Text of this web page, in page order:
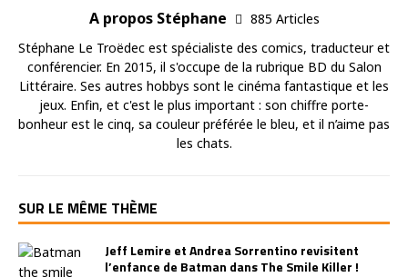
A propos Stéphane
885 Articles
Stéphane Le Troëdec est spécialiste des comics, traducteur et
conférencier. En 2015, il s'occupe de la rubrique BD du Salon
Littéraire. Ses autres hobbys sont le cinéma fantastique et les
jeux. Enfin, et c'est le plus important : son chiffre porte-
bonheur est le cinq, sa couleur préférée le bleu, et il n’aime pas
les chats.
SUR LE MÊME THÈME
Jeff Lemire et Andrea Sorrentino revisitent
l’enfance de Batman dans The Smile Killer !